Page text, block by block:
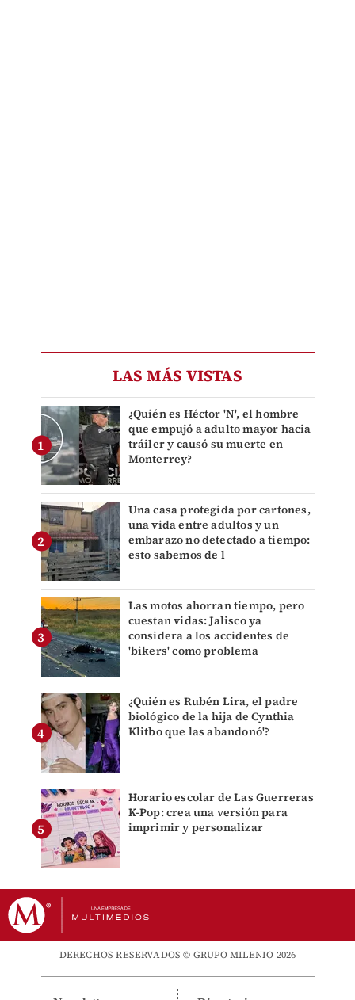
LAS MÁS VISTAS
¿Quién es Héctor 'N', el hombre
que empujó a adulto mayor hacia
tráiler y causó su muerte en
Monterrey?
Una casa protegida por cartones,
una vida entre adultos y un
embarazo no detectado a tiempo:
esto sabemos de l
Las motos ahorran tiempo, pero
cuestan vidas: Jalisco ya
considera a los accidentes de
'bikers' como problema
¿Quién es Rubén Lira, el padre
biológico de la hija de Cynthia
Klitbo que las abandonó'?
Horario escolar de Las Guerreras
K-Pop: crea una versión para
imprimir y personalizar
DERECHOS RESERVADOS © GRUPO MILENIO 2026